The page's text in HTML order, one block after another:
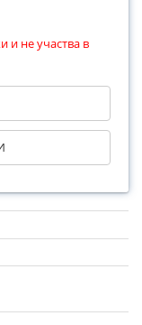
и не участва в